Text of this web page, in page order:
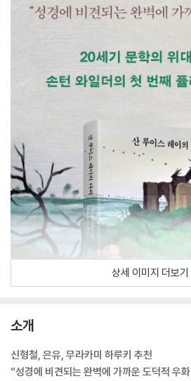
상세 이미지 더보기
소개
신형철, 은유, 무라카미 하루키 추천
“성경에 비견되는 완벽에 가까운 도덕적 우